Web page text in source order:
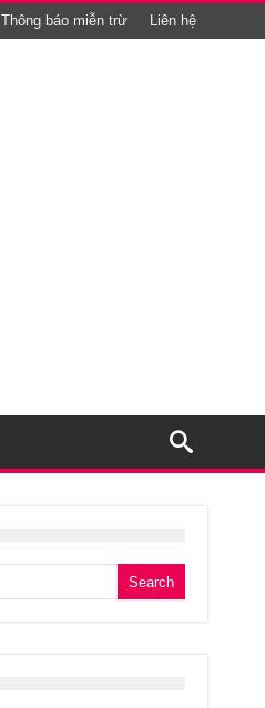
Thông báo miễn trừ Liên hệ